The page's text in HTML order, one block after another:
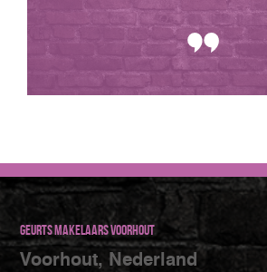
Geurts makelaars Voorhout
Voorhout, Nederland